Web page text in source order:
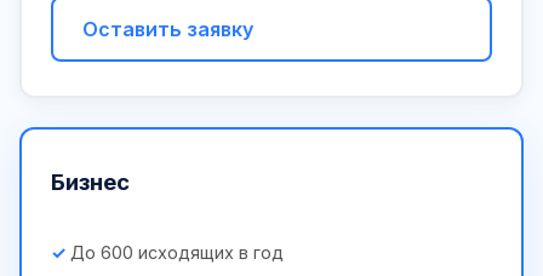
Оставить заявку
Бизнес
До 600 исходящих в год